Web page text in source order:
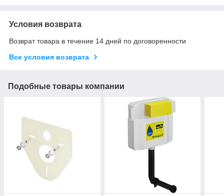
Условия возврата
Возврат товара в течение 14 дней по договоренности
Все условия возврата
Подобные товары компании